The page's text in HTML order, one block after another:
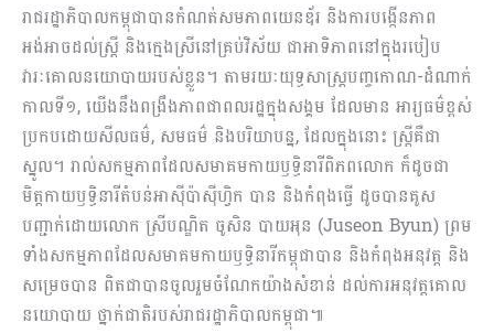
រាជរដ្ឋាភិបាលកម្ពុជាបានកំណត់សមភាពយេនឌ័រ និងការបង្កើនភាព
អង់អាចដល់ស្ត្រី និងក្មេងស្រីនៅគ្រប់វិស័យ ជាអាទិភាពនៅក្នុងរបៀប
វារៈគោលនយោបាយរបស់ខ្លួន។ តាមរយៈយុទ្ធសាស្ត្របញ្ចកោណ-ដំណាក់
កាលទី១, យើងនឹងពង្រឹងភាពជាពលរដ្ឋក្នុងសង្គម ដែលមាន អារ្យធម៌ខ្ពស់
ប្រកបដោយសីលធម៌, សមធម៌ និងបរិយាបន្ន, ដែលក្នុងនោះ ស្ត្រីគឺជា
ស្នូល។ រាល់សកម្មភាពដែលសមាគមកាយឫទ្ធិនារីពិភពលោក ក៏ដូចជា
មិត្តកាយឫទ្ធិនារីតំបន់អាស៊ីប៉ាស៊ីហ្វិក បាន និងកំពុងធ្វើ ដូចបានគូស
បញ្ជាក់ដោយលោក ស្រីបណ្ឌិត ចូសិន បាយអុន (Juseon Byun) ព្រម
ទាំងសកម្មភាពដែលសមាគមកាយឫទ្ធិនារីកម្ពុជាបាន និងកំពុងអនុវត្ត និង
សម្រេចបាន ពិតជាបានចូលរួមចំណែកយ៉ាងសំខាន់ ដល់ការអនុវត្តគោល
នយោបាយ ថ្នាក់ជាតិរបស់រាជរដ្ឋាភិបាលកម្ពុជា៕